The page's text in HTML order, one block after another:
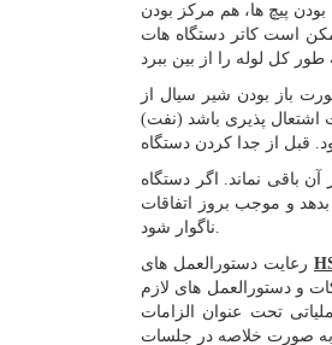
پیچ ها، هم مرکز بودن
است کاتر دستگاه هات
باز بودن شیر سیال از
اشتعال پذیری باشد (نفت)
باقی نماند. اگر دستگاه
و موجب بروز اتفاقات
ناگوار شود.
و دستورالعمل های لازم